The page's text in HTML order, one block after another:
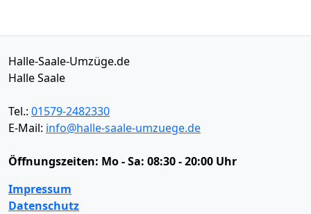
Halle-Saale-Umzüge.de
Halle Saale
Tel.: 01579-2482330
E-Mail: info@halle-saale-umzuege.de
Öffnungszeiten: Mo - Sa: 08:30 - 20:00 Uhr
Impressum
Datenschutz